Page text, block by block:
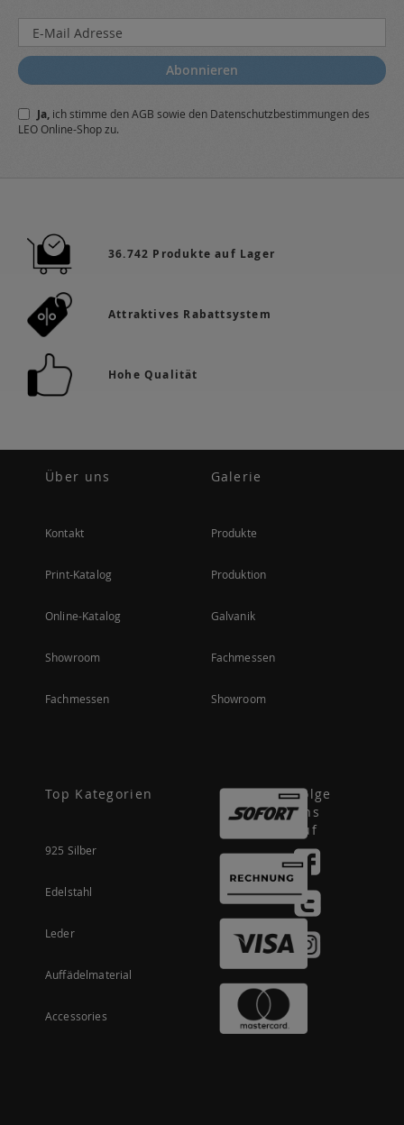
Melden
Sie
sich
für
Newsletter
a:
Abonnieren
Ja, ich stimme denAGB sowie den Datenschutzbestimmungendes
LEO Online-Shop zu.
36.742 Produkte auf Lager
Attraktives Rabattsystem
Hohe Qualität
Über uns
Kontakt
Print-Katalog
Online-Katalog
Showroom
Fachmessen
Galerie
Produkte
Produktion
Galvanik
Fachmessen
Showroom
Top Kategorien
925 Silber
Edelstahl
Leder
Auffädelmaterial
Accessories
Folge
uns
auf